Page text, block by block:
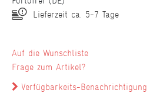
Lieferzeit ca. 5-7 Tage
Wunschliste
Frage zum Artikel?
Verfügbarkeits-Benachrichtigung